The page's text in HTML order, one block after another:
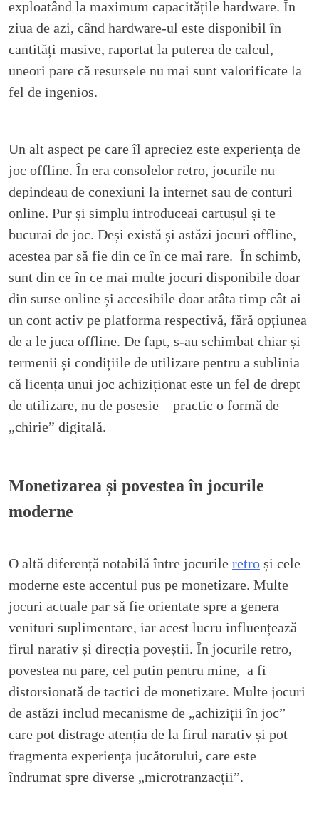
exploatând la maximum capacitățile hardware. În
ziua de azi, când hardware-ul este disponibil în
cantități masive, raportat la puterea de calcul,
uneori pare că resursele nu mai sunt valorificate la
fel de ingenios.
Un alt aspect pe care îl apreciez este experiența de
joc offline. În era consolelor retro, jocurile nu
depindeau de conexiuni la internet sau de conturi
online. Pur și simplu introduceai cartușul și te
bucurai de joc. Deși există și astăzi jocuri offline,
acestea par să fie din ce în ce mai rare. În schimb,
sunt din ce în ce mai multe jocuri disponibile doar
din surse online și accesibile doar atâta timp cât ai
un cont activ pe platforma respectivă, fără opțiunea
de a le juca offline. De fapt, s-au schimbat chiar și
termenii și condițiile de utilizare pentru a sublinia
că licența unui joc achiziționat este un fel de drept
de utilizare, nu de posesie – practic o formă de
„chirie” digitală.
Monetizarea și povestea în jocurile
moderne
O altă diferență notabilă între jocurile retro și cele
moderne este accentul pus pe monetizare. Multe
jocuri actuale par să fie orientate spre a genera
venituri suplimentare, iar acest lucru influențează
firul narativ și direcția poveștii. În jocurile retro,
povestea nu pare, cel putin pentru mine, a fi
distorsionată de tactici de monetizare. Multe jocuri
de astăzi includ mecanisme de „achiziții în joc”
care pot distrage atenția de la firul narativ și pot
fragmenta experiența jucătorului, care este
îndrumat spre diverse „microtranzacții”.